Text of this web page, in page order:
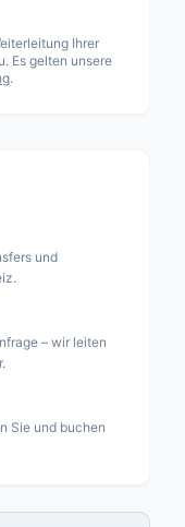
Ihrer
Es gelten unsere
.
und
– wir leiten
Sie und buchen